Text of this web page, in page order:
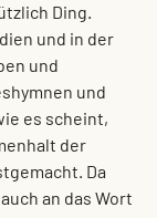
Ding.
und in der
und
und
es scheint,
der
Da
an das Wort